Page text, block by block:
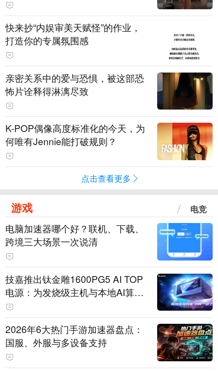
快来抄“内娱审美天赋怪”的作业，
打造你的专属氛围感
亲密关系中的爱与恐惧，被这部恐
怖片诠释得淋漓尽致
K-POP偶像高度标准化的今天，为
何唯有Jennie能打破规则？
点击查看更多
游戏 电竞
电脑加速器哪个好？联机、下载、
跨境三大场景一次说清
技嘉推出钛金雕1600PG5 AI TOP
电源：为发烧级主机与本地AI算力
打造旗舰供电方案
2026年6大热门手游加速器盘点：
国服、外服与多设备支持